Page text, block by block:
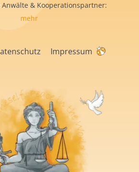
& Kooperationspartner:
mehr
Impressum